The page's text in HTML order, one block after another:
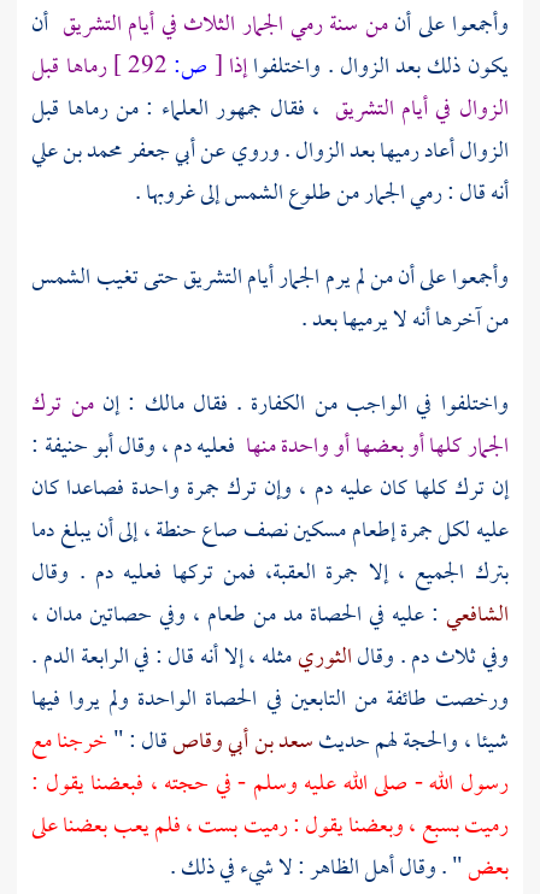
وأجمعوا على أنمن سنة رمي الجمار الثلاث في أيام التشريق أن
يكون ذلك بعد الزوال . واختلفواإذا[ص:
رماها قبل
الزوال في أيام التشريق ، فقال جمهور العلماء : من رماها قبل
الزوال أعاد رميها بعد الزوال . وروي عنأبي جعفر محمد بن علي
أنه قال : رمي الجمار من طلوع الشمس إلى غروبها .
وأجمعوا على أن من لم يرم الجمار أيام التشريق حتى تغيب الشمس
من آخرها أنه لا يرميها بعد .
واختلفوا في الواجب من الكفارة . فقالمالك : إنمن ترك
الجمار كلها أو بعضها أو واحدة منها فعليه دم ، وقالأبو حنيفة :
إن ترك كلها كان عليه دم ، وإن ترك جمرة واحدة فصاعدا كان
عليه لكل جمرة إطعام مسكين نصف صاع حنطة ، إلى أن يبلغ دما
بترك الجميع ، إلا جمرة العقبة، فمن تركها فعليه دم . وقال
الشافعي : عليه في الحصاة مد من طعام ، وفي حصاتين مدان ،
وفي ثلاث دم . وقالالثوريمثله ، إلا أنه قال : في الرابعة الدم .
ورخصت طائفة من التابعين في الحصاة الواحدة ولم يروا فيها
شيئا ، والحجة لهم حديثسعد بن أبي وقاصقال : "خرجنا مع
رسول الله - صلى الله عليه وسلم - في حجته ، فبعضنا يقول :
رميت بسبع ، وبعضنا يقول : رميت بست ، فلم يعب بعضنا على
بعض" . وقال أهل الظاهر : لا شيء في ذلك .